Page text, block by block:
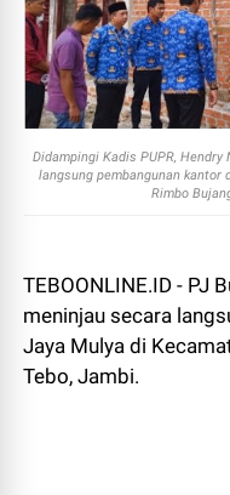
Didampingi Kadis PUPR,
langsung pembangunan kantor
Rimbo
TEBOONLINE.ID - PJ
meninjau secara
Jaya Mulya di
Tebo, Jambi.